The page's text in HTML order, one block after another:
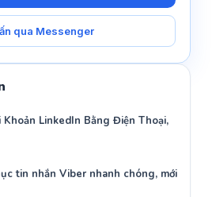
qua Messenger
Khoản LinkedIn Bằng Điện Thoại,
tin nhắn Viber nhanh chóng, mới